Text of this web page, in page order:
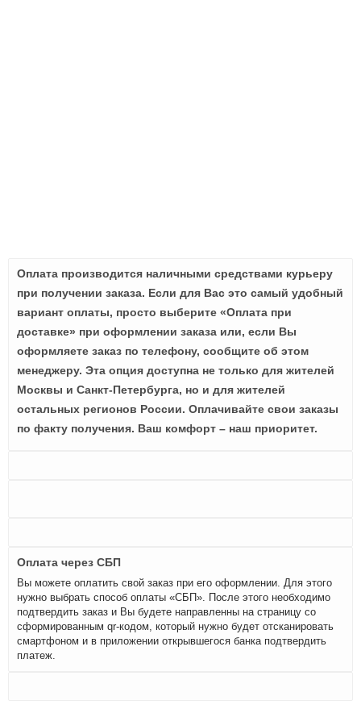
Оплата производится наличными средствами курьеру
при получении заказа. Если для Вас это самый удобный
вариант оплаты, просто выберите «Оплата при
доставке» при оформлении заказа или, если Вы
оформляете заказ по телефону, сообщите об этом
менеджеру. Эта опция доступна не только для жителей
Москвы и Санкт-Петербурга, но и для жителей
остальных регионов России. Оплачивайте свои заказы
по факту получения. Ваш комфорт – наш приоритет.
Оплата через СБП
Вы можете оплатить свой заказ при его оформлении. Для этого
нужно выбрать способ оплаты «СБП». После этого необходимо
подтвердить заказ и Вы будете направленны на страницу со
сформированным qr-кодом, который нужно будет отсканировать
смартфоном и в приложении открывшегося банка подтвердить
платеж.